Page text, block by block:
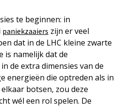
te beginnen: in
paniekzaaiers zijn er veel
dat in de LHC kleine zwarte
is namelijk dat de
de extra dimensies van de
energieën die optreden als in
botsen, zou deze
wél een rol spelen. De